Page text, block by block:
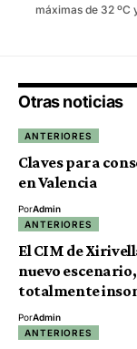
máximas de 32 ºC
Otras noticias
ANTERIORES
Claves para
en Valencia
PorAdmin
ANTERIORES
El CIM de
nuevo
totalmente
PorAdmin
ANTERIORES